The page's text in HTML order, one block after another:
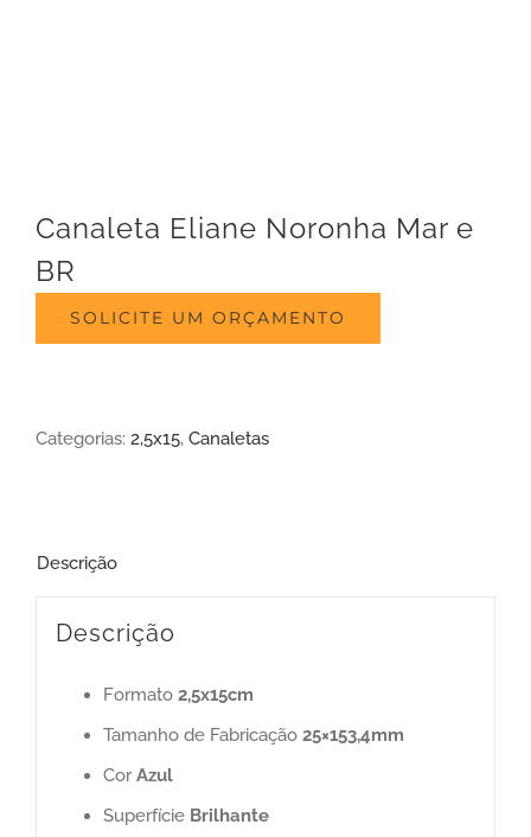
Canaleta Eliane Noronha Mar e
BR
SOLICITE UM ORÇAMENTO
Categorias: 2,5x15, Canaletas
Descrição
Descrição
Formato 2,5x15cm
Tamanho de Fabricação 25×153,4mm
CorAzul
Superfície Brilhante